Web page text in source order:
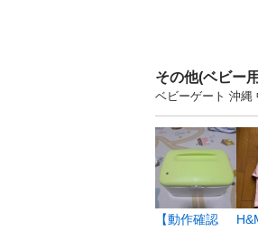
その他(ベビー
ベビーゲート 沖縄
​【動作確認